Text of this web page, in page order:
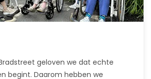
geloven we dat echte
begint. Daarom hebben we